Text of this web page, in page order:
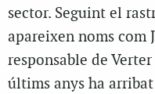
sector. Seguint el
apareixen noms com
responsable de
últims anys ha